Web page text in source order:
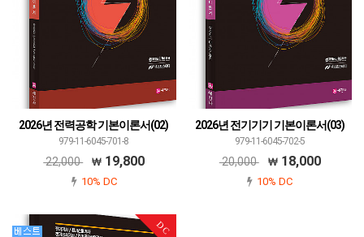
2026년 전력공학 기본이론서(02)
979-11-6045-701-8
22,000 19,800
10% DC
2026년 전기기기 기본이론서(03)
979-11-6045-702-5
20,000 18,000
10% DC
DC